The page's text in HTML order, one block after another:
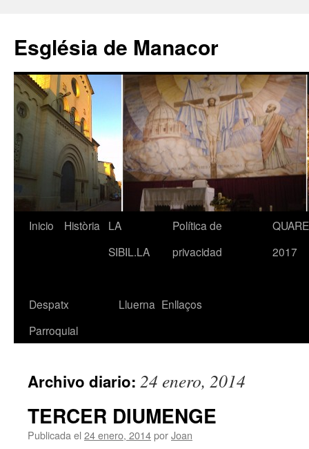
contenido
Església de Manacor
Inicio Història
LA
SIBIL.LA
Política de
privacidad
2017
Despatx
Parroquial
Lluerna Enllaços
Archivo diario: 24 enero, 2014
TERCER DIUMENGE
Publicada el 24 enero, 2014porJoan